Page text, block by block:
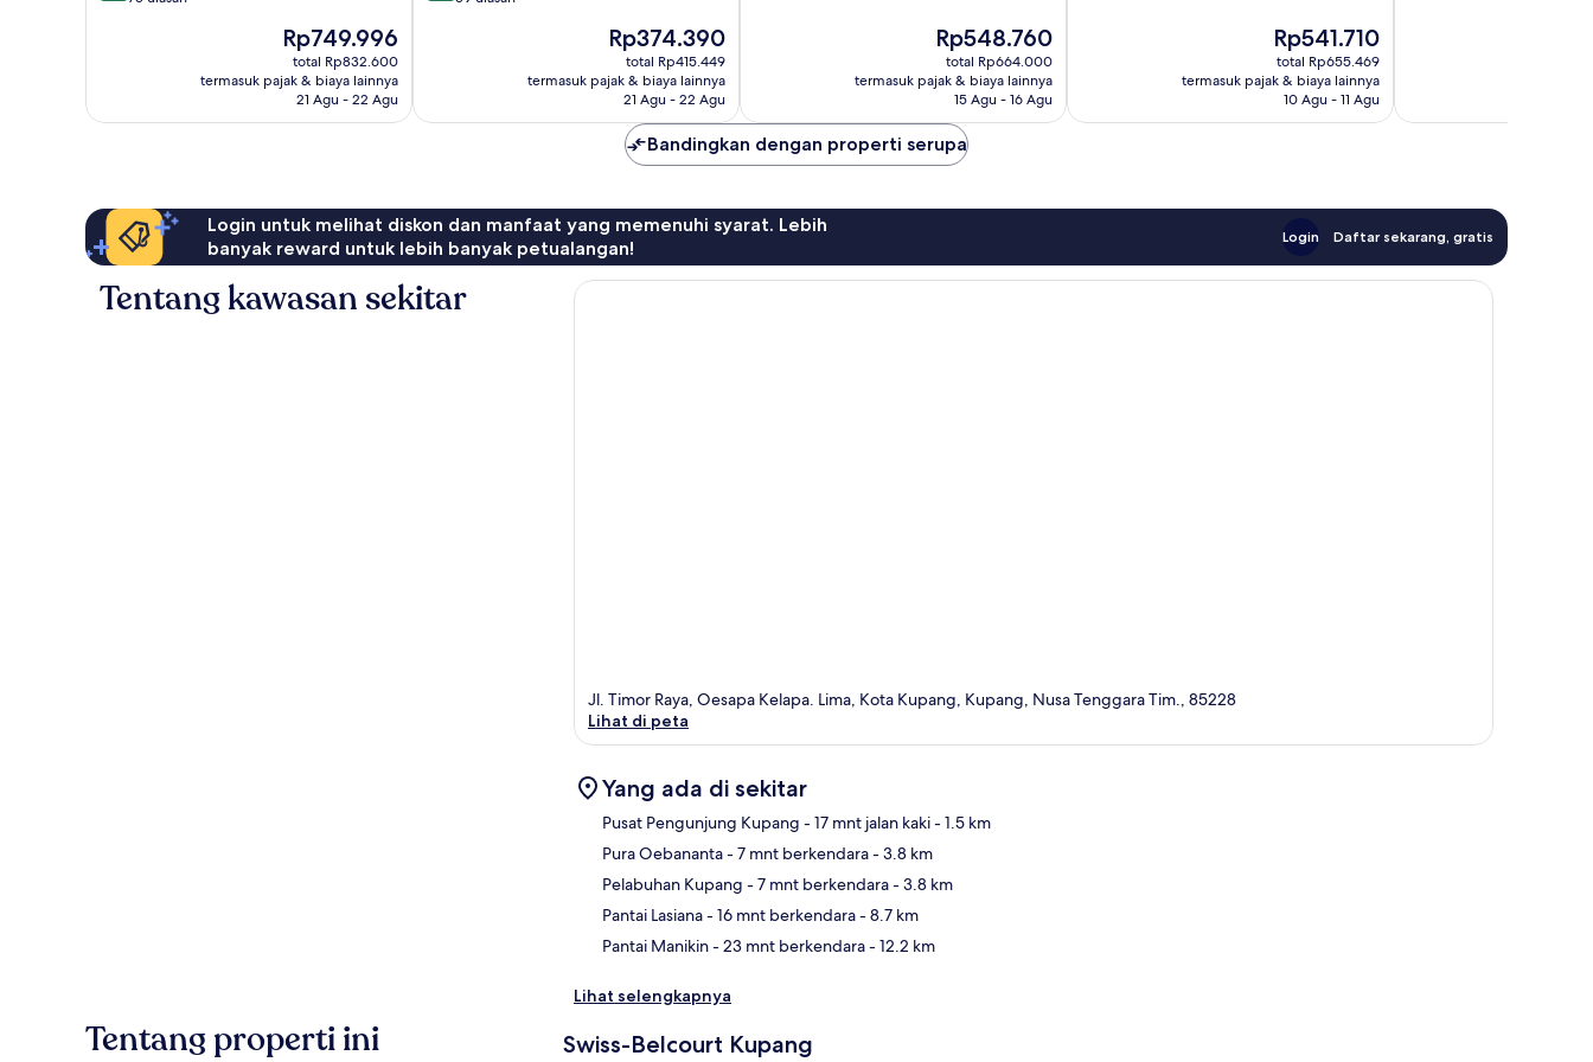
Harga
sekarang
Rp749.996
Rp749.996
total Rp832.600
termasuk pajak & biaya lainnya
21 Agu - 22 Agu
Harga
sekarang
Rp374.390
Rp374.390
total Rp415.449
termasuk pajak & biaya lainnya
21 Agu - 22 Agu
Harga
sekarang
Rp548.760
Rp548.760
total Rp664.000
termasuk pajak & biaya lainnya
15 Agu - 16 Agu
Harga
sekarang
Rp541.710
Rp541.710
total Rp655.469
termasuk pajak & biaya lainnya
10 Agu - 11 Agu
Bandingkan dengan properti serupa
Login untuk melihat diskon dan manfaat yang memenuhi syarat. Lebih
banyak reward untuk lebih banyak petualangan!
Login Daftar sekarang, gratis
Tentang kawasan sekitar
Jl. Timor Raya, Oesapa Kelapa. Lima, Kota Kupang, Kupang, Nusa Tenggara Tim., 85228
Lihat di peta
Yang ada di sekitar
Pusat Pengunjung Kupang - 17 mnt jalan kaki- 1.5 km
Pura Oebananta- 7 mnt berkendara- 3.8 km
Pelabuhan Kupang - 7 mnt berkendara- 3.8 km
Pantai Lasiana- 16 mnt berkendara- 8.7 km
Pantai Manikin- 23 mnt berkendara- 12.2 km
Lihat selengkapnya
Tentang properti ini Swiss-Belcourt Kupang